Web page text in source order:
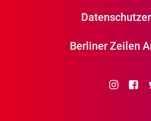
Berliner Zeilen